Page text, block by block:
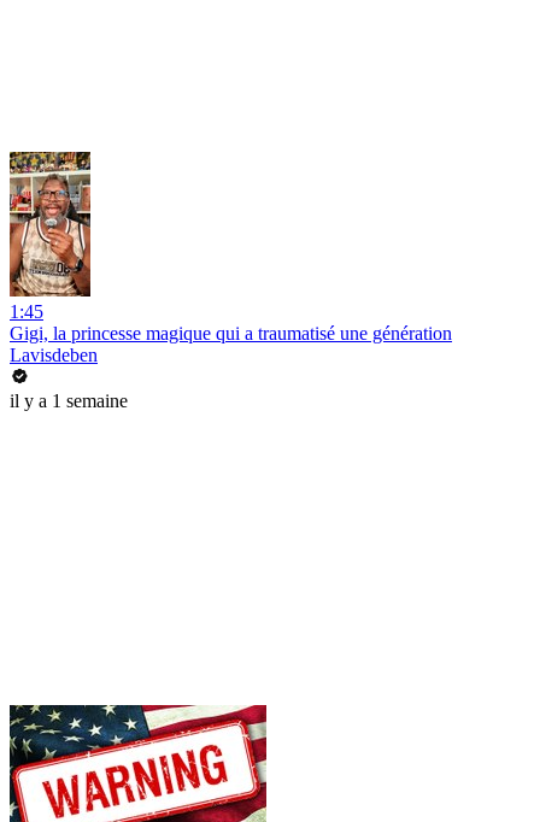
1:45
Gigi, la princesse magique qui a traumatisé une génération
Lavisdeben
il y a 1 semaine